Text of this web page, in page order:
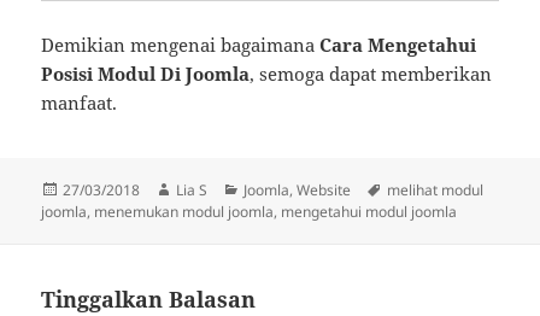
Demikian mengenai bagaimanaCara Mengetahui
Posisi Modul Di Joomla, semoga dapat memberikan
manfaat.
Diposkan
pada
27/03/2018 Penulis
Lia S Kategori
Joomla,Website Tag
melihat modul
joomla, menemukan modul joomla, mengetahui modul joomla
Tinggalkan Balasan